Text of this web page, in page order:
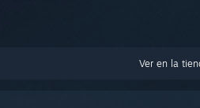
Ver en la